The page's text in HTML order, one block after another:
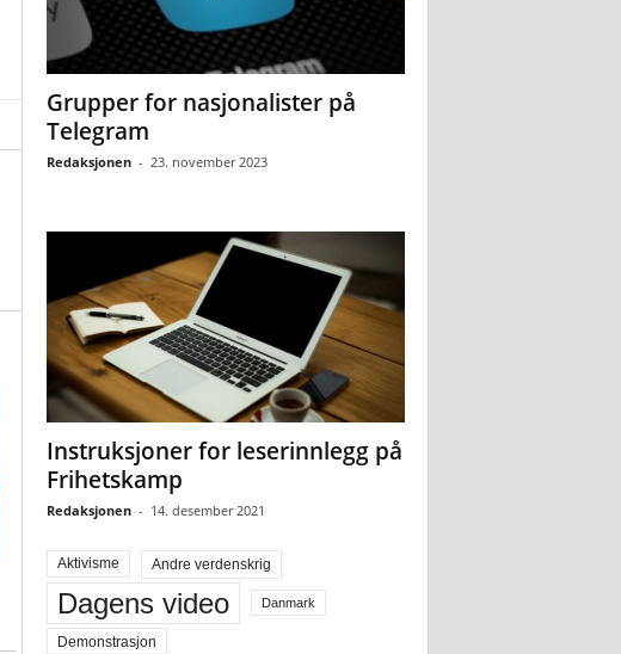
Grupper for nasjonalister på
Telegram
Redaksjonen - 23. november 2023
Instruksjoner for leserinnlegg på
Frihetskamp
Redaksjonen - 14. desember 2021
Aktivisme Andre verdenskrig
Dagens video Danmark
Demonstrasjon